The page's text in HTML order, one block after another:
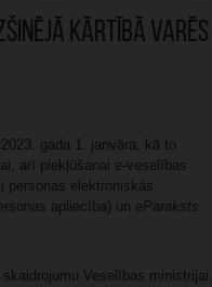
kārtībā varēs
gada 1. janvāra, kā to
arī piekļūšanai e-veselības
personas elektroniskās
apliecība) un eParaksts
Veselības ministrijai,